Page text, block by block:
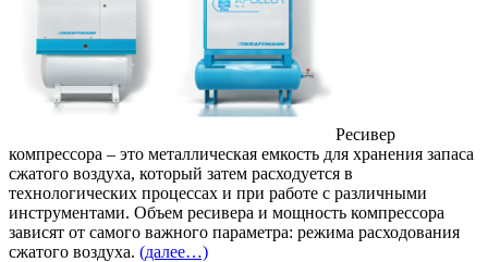
Ресивер
компрессора – это металлическая емкость для хранения запаса
сжатого воздуха, который затем расходуется в
технологических процессах и при работе с различными
инструментами. Объем ресивера и мощность компрессора
зависят от самого важного параметра: режима расходования
сжатого воздуха. (далее…)